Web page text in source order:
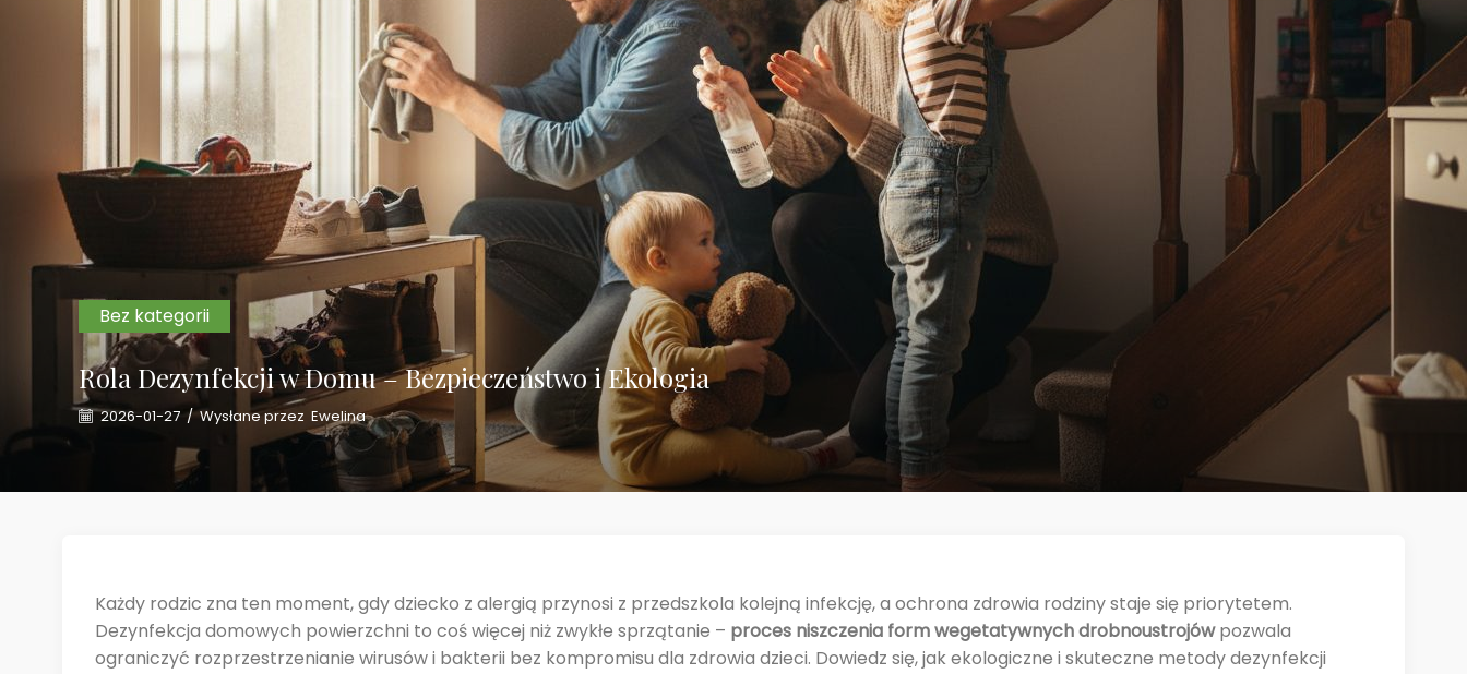
Bez kategorii
Rola Dezynfekcji w Domu – Bezpieczeństwo i Ekologia
2026-01-27 / Wysłane przez Ewelina
Każdy rodzic zna ten moment, gdy dziecko z alergią przynosi z przedszkola kolejną infekcję, a ochrona zdrowia rodziny staje się priorytetem.
Dezynfekcja domowych powierzchni to coś więcej niż zwykłe sprzątanie – proces niszczenia form wegetatywnych drobnoustrojówpozwala
ograniczyć rozprzestrzenianie wirusów i bakterii bez kompromisu dla zdrowia dzieci. Dowiedz się, jak ekologiczne i skuteczne metody dezynfekcji